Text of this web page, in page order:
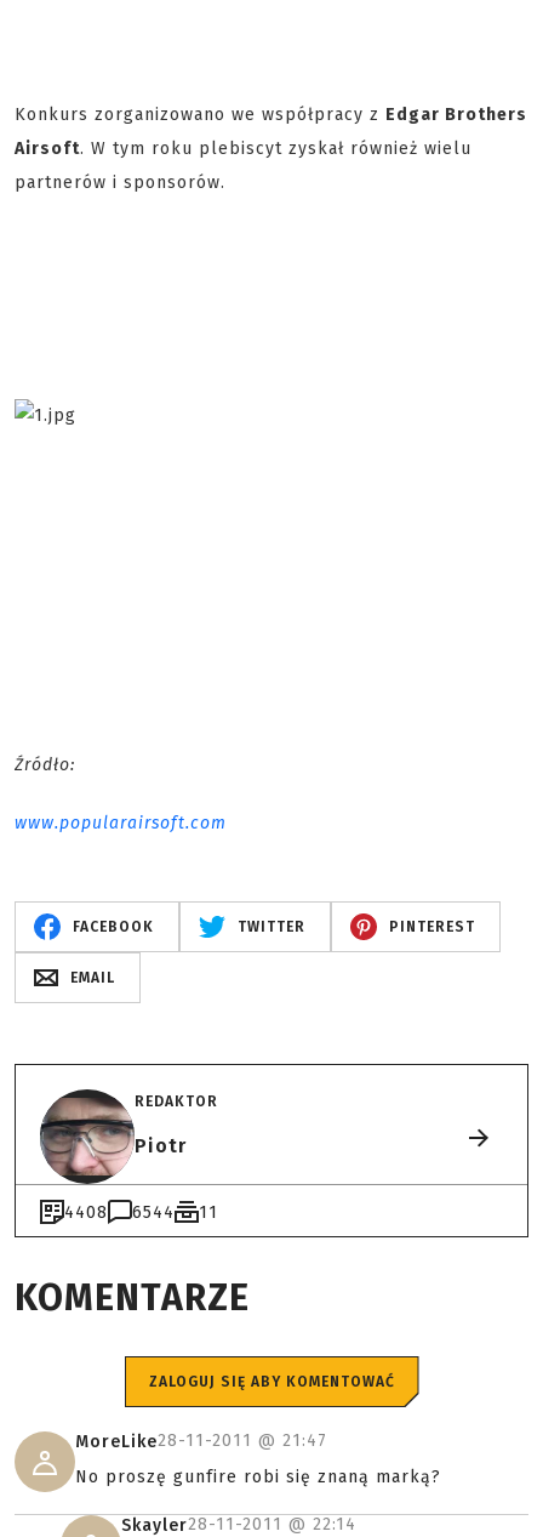
Konkurs zorganizowano we współpracy z Edgar Brothers
Airsoft. W tym roku plebiscyt zyskał również wielu
partnerów i sponsorów.
Źródło:
www.popularairsoft.com
FACEBOOK TWITTER PINTEREST
EMAIL
REDAKTOR
Piotr
4408 6544 11
KOMENTARZE
ZALOGUJ SIĘ ABY KOMENTOWAĆ
MoreLike28-11-2011 @ 21:47
No proszę gunfire robi się znaną marką?
Skayler28-11-2011 @ 22:14